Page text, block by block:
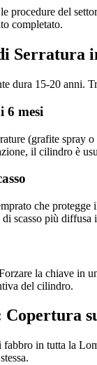
procedure del
completato.
Serratura
dura 15-20 anni.
6 mesi
(grafite spray
il cilindro è
che
scasso più diffusa
la chiave in
del cilindro.
in tutta la